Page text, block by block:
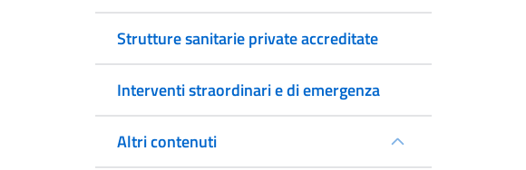
Strutture sanitarie private accreditate
Interventi straordinari e di emergenza
Altri contenuti